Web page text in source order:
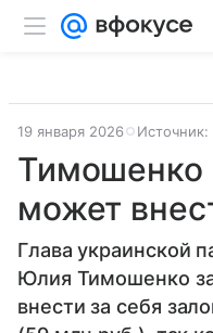
19 января 2026 Источник:
Тимошенко
может
Глава украинской
Юлия Тимошенко
внести за себя